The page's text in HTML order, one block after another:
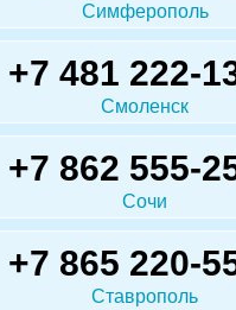
Симферополь
+7 481 222-
Смоленск
+7 862 555-
Сочи
+7 865 220-
Ставрополь